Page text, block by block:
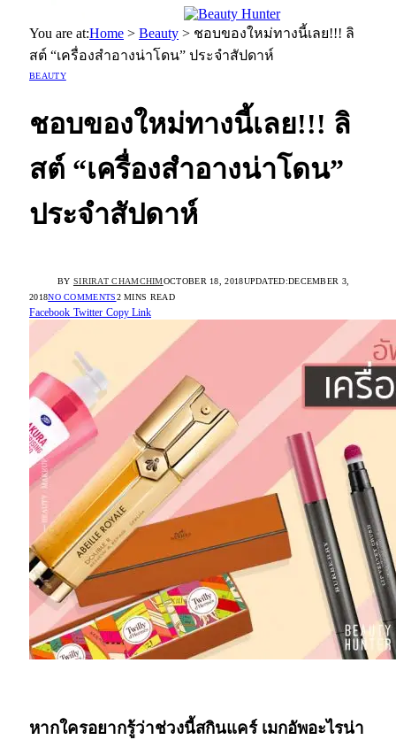
You are at:Home > Beauty > ชอบของใหม่ทางนี้เลย!!! ลิ
สต์ “เครื่องสำอางน่าโดน” ประจำสัปดาห์
BEAUTY
ชอบของใหม่ทางนี้เลย!!! ลิ
สต์ “เครื่องสำอางน่าโดน”
ประจำสัปดาห์
BY SIRIRAT CHAMCHIMOCTOBER 18, 2018UPDATED:DECEMBER 3,
2018NO COMMENTS2 MINS READ
Facebook Twitter Copy Link
หากใครอยากรู้ว่าช่วงนี้สกินแคร์ เมกอัพอะไรน่า